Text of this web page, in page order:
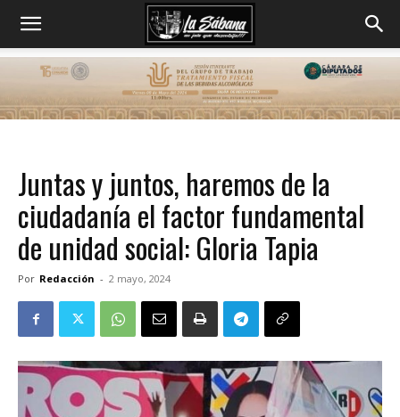
Juntas y juntos, haremos de la
ciudadanía el factor fundamental
de unidad social: Gloria Tapia
Por Redacción - 2 mayo, 2024